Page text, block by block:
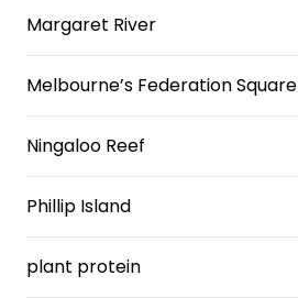
Margaret River
Melbourne’s Federation Square
Ningaloo Reef
Phillip Island
plant protein